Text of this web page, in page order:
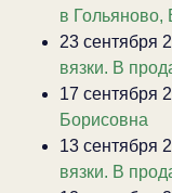
в
23 сентября
вязки. В
17 сентября
Борисовна
13 сентября
вязки. В